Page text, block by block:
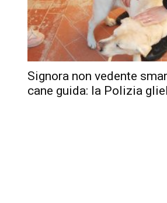
Signora non vedente
cane guida: la Polizia